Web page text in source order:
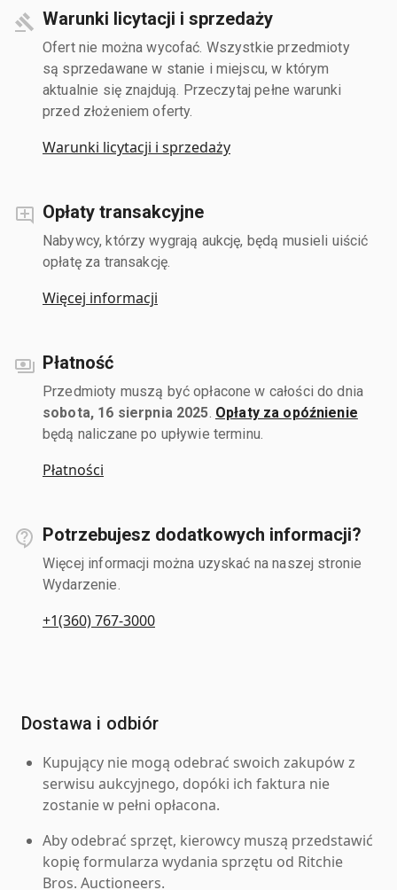
Warunki licytacji i sprzedaży
Ofert nie można wycofać. Wszystkie przedmioty
są sprzedawane w stanie i miejscu, w którym
aktualnie się znajdują. Przeczytaj pełne warunki
przed złożeniem oferty.
Warunki licytacji i sprzedaży
Opłaty transakcyjne
Nabywcy, którzy wygrają aukcję, będą musieli uiścić
opłatę za transakcję.
Więcej informacji
Płatność
Przedmioty muszą być opłacone w całości do dnia
sobota, 16 sierpnia 2025 Opłaty za opóźnienie
będą naliczane po upływie terminu.
Płatności
Potrzebujesz dodatkowych informacji?
Więcej informacji można uzyskać na naszej stronie
Wydarzenie.
+1(360) 767-3000
Dostawa i odbiór
Kupujący nie mogą odebrać swoich zakupów z
serwisu aukcyjnego, dopóki ich faktura nie
zostanie w pełni opłacona.
Aby odebrać sprzęt, kierowcy muszą przedstawić
kopię formularza wydania sprzętu od Ritchie
Bros. Auctioneers.